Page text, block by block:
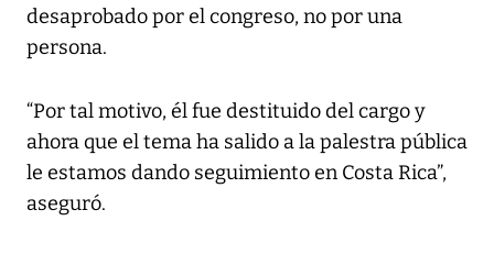
desaprobado por el congreso, no por una
persona.
“Por tal motivo, él fue destituido del cargo y
ahora que el tema ha salido a la palestra pública
le estamos dando seguimiento en Costa Rica”,
aseguró.